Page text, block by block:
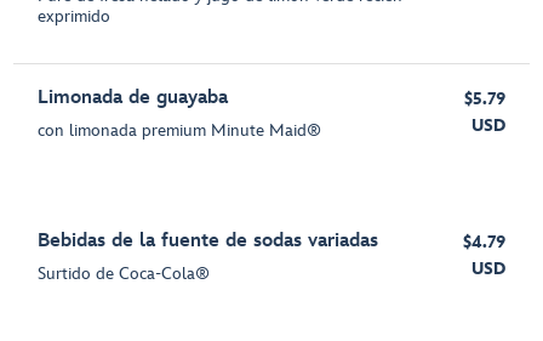
exprimido
Limonada de guayaba
con limonada premium Minute Maid®
$5.79
USD
Bebidas de la fuente de sodas variadas
Surtido de Coca-Cola®
$4.79
USD